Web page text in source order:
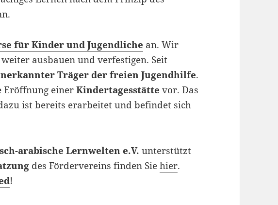
für Kinder und Jugendliche an. Wir
ausbauen und verfestigen. Seit
Träger der freien Jugendhilfe.
Eröffnung einerKindertagesstätte vor. Das
ist bereits erarbeitet und befindet sich
arabische Lernwelten e.V. unterstützt
des Fördervereins finden Siehier.
!